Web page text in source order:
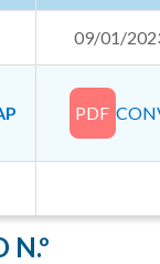
09/01/
PDF
N.º